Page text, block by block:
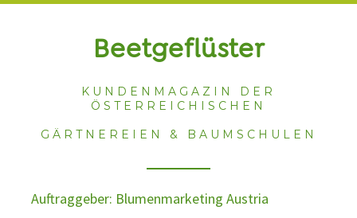
Beetgeflüster
KUNDENMAGAZIN DER
ÖSTERREICHISCHEN
GÄRTNEREIEN & BAUMSCHULEN
Auftraggeber: Blumenmarketing Austria